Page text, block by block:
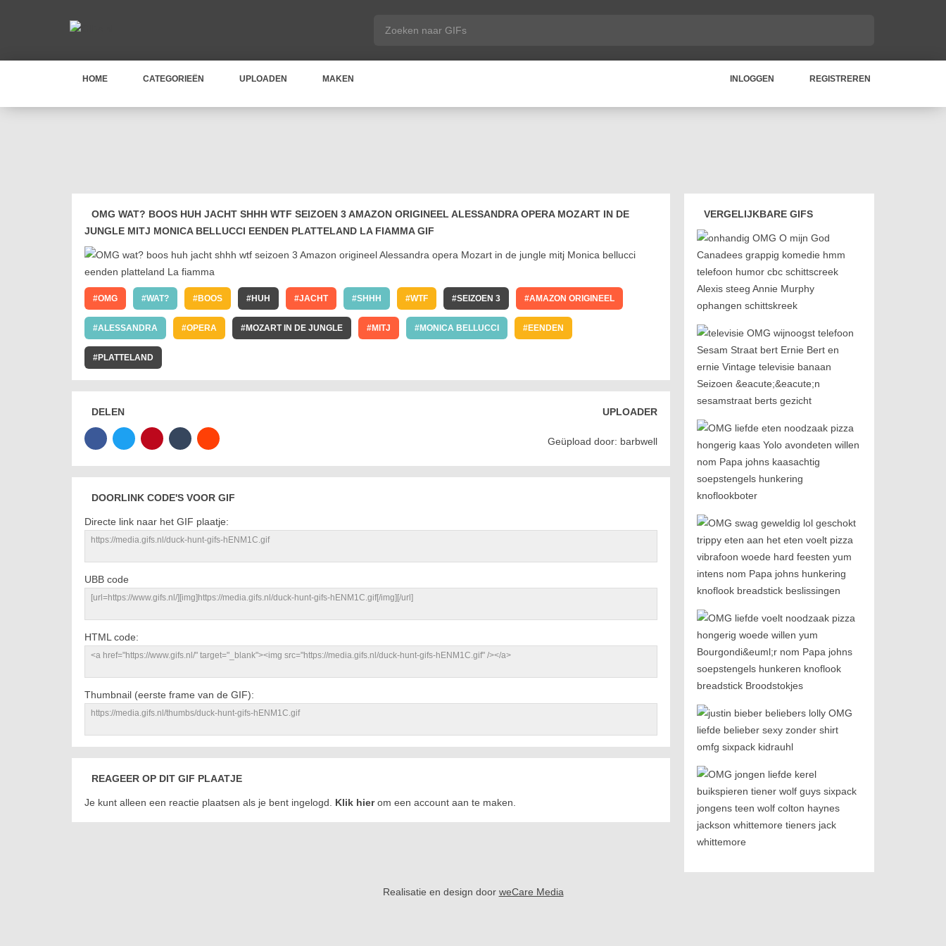
HOME CATEGORIEËN UPLOADEN MAKEN INLOGGEN REGISTREREN
OMG WAT? BOOS HUH JACHT SHHH WTF SEIZOEN 3 AMAZON ORIGINEEL ALESSANDRA OPERA MOZART IN DE
JUNGLE MITJ MONICA BELLUCCI EENDEN PLATTELAND LA FIAMMA GIF
OMG WAT? BOOS HUH JACHT SHHH WTF SEIZOEN 3 AMAZON ORIGINEEL
ALESSANDRA OPERA MOZART IN DE JUNGLE MITJ MONICA BELLUCCI EENDEN
PLATTELAND
DELEN UPLOADER
Geüpload door: barbwell
DOORLINK CODE'S VOOR GIF
Directe link naar het GIF plaatje:
UBB code
HTML code:
Thumbnail (eerste frame van de GIF):
REAGEER OP DIT GIF PLAATJE
Je kunt alleen een reactie plaatsen als je bent ingelogd. Klik hierom een account aan te maken.
VERGELIJKBARE GIFS
Realisatie en design door weCare Media